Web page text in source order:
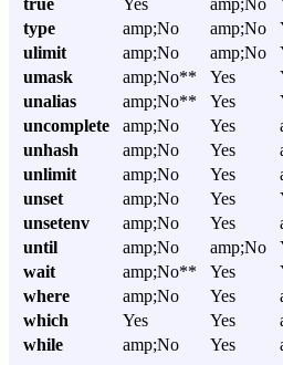
true
Yes amp;No
type
amp;No amp;No
ulimit
amp;No amp;No
umask
amp;No** Yes
unalias
amp;No** Yes
uncomplete
amp;No Yes
unhash
amp;No Yes
unlimit
amp;No Yes
unset
amp;No Yes
unsetenv
amp;No Yes
until
amp;No amp;No
wait
amp;No** Yes
where
amp;No Yes
which
Yes Yes
while
amp;No Yes